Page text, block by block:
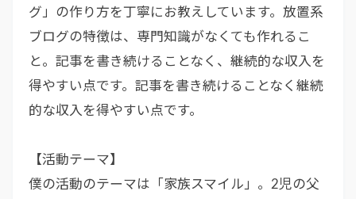
グ」の作り方を丁寧にお教えしています。放置系
ブログの特徴は、専門知識がなくても作れるこ
と。記事を書き続けることなく、継続的な収入を
得やすい点です。記事を書き続けることなく継続
的な収入を得やすい点です。
【活動テーマ】
僕の活動のテーマは「家族スマイル」。2児の父